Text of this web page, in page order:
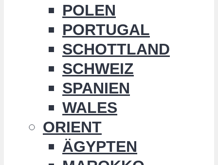
POLEN
PORTUGAL
SCHOTTLAND
SCHWEIZ
SPANIEN
WALES
ORIENT
ÄGYPTEN